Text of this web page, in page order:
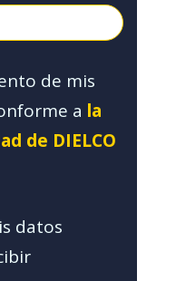
de mis
a la
de DIELCO
datos